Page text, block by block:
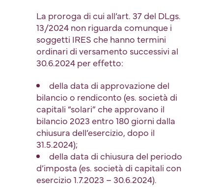
La proroga di cui all’art. 37 del DLgs.
13/2024 non riguarda comunque i
soggetti IRES che hanno termini
ordinari di versamento successivi al
30.6.2024 per effetto:
della data di approvazione del
bilancio o rendiconto (es. società di
capitali “solari” che approvano il
bilancio 2023 entro 180 giorni dalla
chiusura dell’esercizio, dopo il
31.5.2024);
della data di chiusura del periodo
d’imposta (es. società di capitali con
esercizio 1.7.2023 – 30.6.2024).